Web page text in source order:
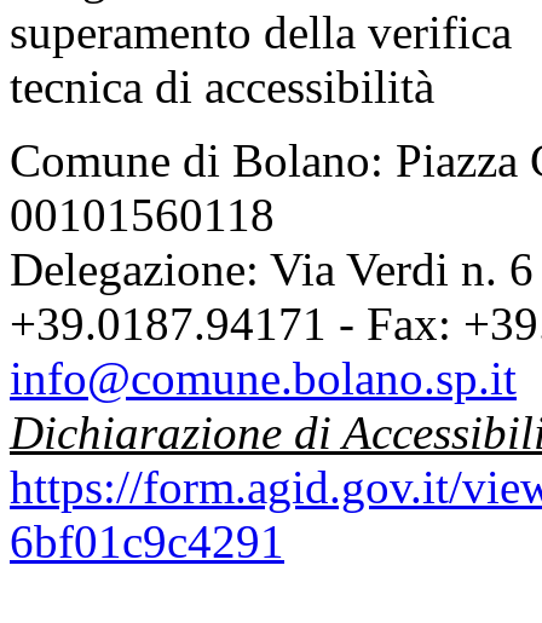
Comune di Bolano:
00101560118
Delegazione: Via Verdi n.
+39.0187.94171 - Fax:
info@comune.bolano.sp.it
Dichiarazione di
https://form.agid.gov.it/
6bf01c9c4291